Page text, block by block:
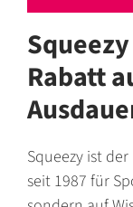
Rabatt
Squeezy ist
seit 1987 für